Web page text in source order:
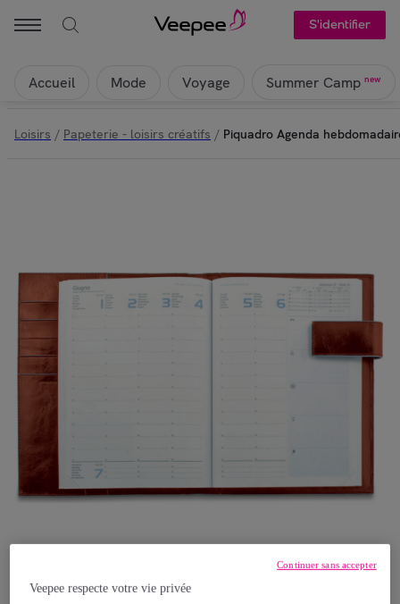
S'identifier
Accueil Mode Voyage Summer Camp new
Loisirs / Papeterie - loisirs créatifs / Piquadro Agenda
Veepee respecte votre vie privée
Continuer sans accepter